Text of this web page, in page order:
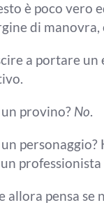
è poco vero
di
a portare un
un provino? No.
personaggio?
allora pensa se